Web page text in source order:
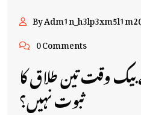
By
0 Comments
وقت تین طلاق کا
ثبوت نہیں؟